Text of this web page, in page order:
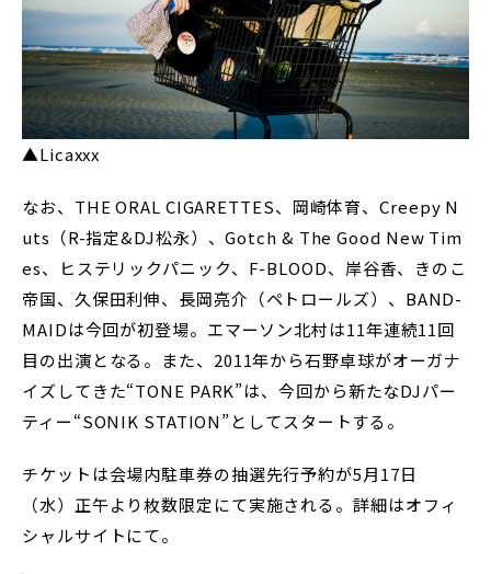
▲Licaxxx
なお、THE ORAL CIGARETTES、岡崎体育、Creepy N
uts（R-指定&DJ松永）、Gotch & The Good New Tim
es、ヒステリックパニック、F-BLOOD、岸谷香、きのこ
帝国、久保田利伸、長岡亮介（ペトロールズ）、BAND-
MAIDは今回が初登場。エマーソン北村は11年連続11回
目の出演となる。また、2011年から石野卓球がオーガナ
イズしてきた“TONE PARK”は、今回から新たなDJパー
ティー“SONIK STATION”としてスタートする。
チケットは会場内駐車券の抽選先行予約が5月17日
（水）正午より枚数限定にて実施される。詳細はオフィ
シャルサイトにて。